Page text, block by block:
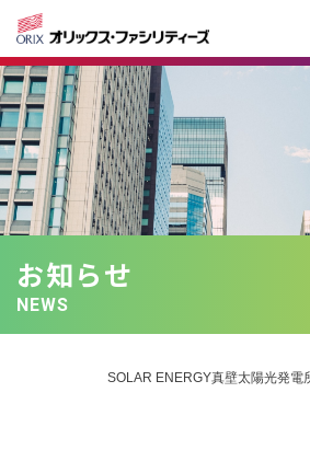
お知らせ
NEWS
SOLAR ENERGY真壁太陽光発電